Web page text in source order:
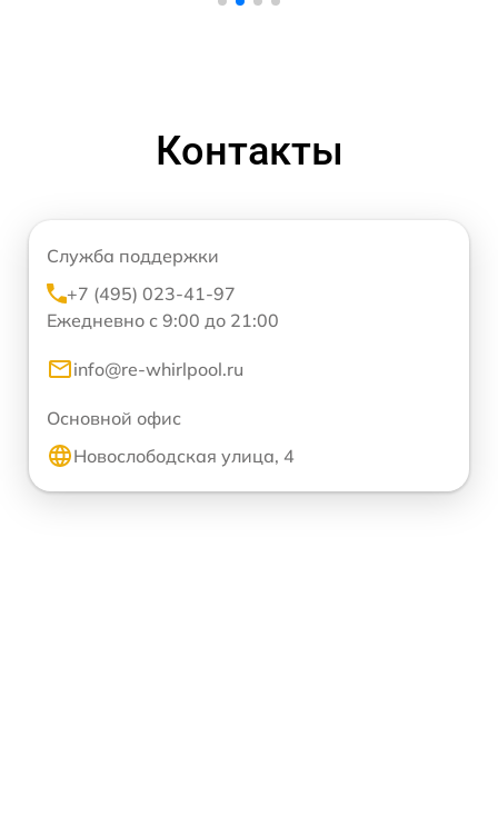
Контакты
Служба поддержки
+7 (495) 023-41-97
Ежедневно с 9:00 до 21:00
info@re-whirlpool.ru
Основной офис
Новослободская улица, 4